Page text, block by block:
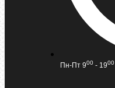
Пн-Пт 900 - 1900